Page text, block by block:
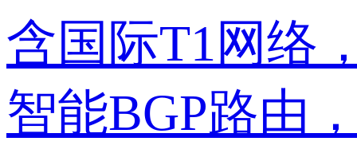
含国际T1网络
智能BGP路由